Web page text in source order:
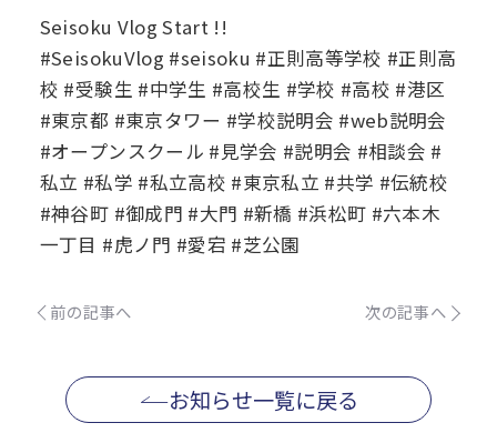
Seisoku Vlog Start !!
#SeisokuVlog #seisoku #正則高等学校 #正則高
校 #受験生 #中学生 #高校生 #学校 #高校 #港区
#東京都 #東京タワー #学校説明会 #web説明会
#オープンスクール #見学会 #説明会 #相談会 #
私立 #私学 #私立高校 #東京私立 #共学 #伝統校
#神谷町 #御成門 #大門 #新橋 #浜松町 #六本木
一丁目 #虎ノ門 #愛宕 #芝公園
前の記事へ 次の記事へ
お知らせ一覧に戻る